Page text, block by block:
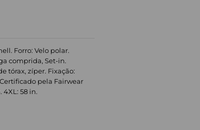
Forro: Velo polar.
comprida, Set-in.
tórax, zíper. Fixação:
pela Fairwear
4XL: 58 in.